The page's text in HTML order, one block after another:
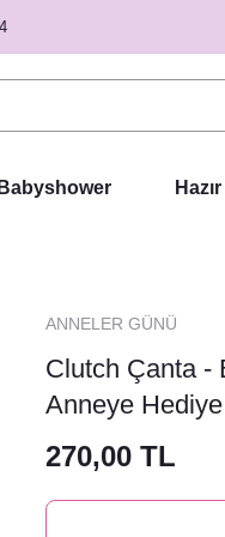
Babyshower
ANNELER GÜNÜ
Clutch Çanta -
Anneye Hediye
270,00 TL